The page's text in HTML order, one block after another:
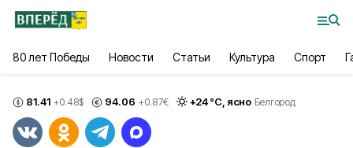
80 лет Победы Новости Статьи Культура Спорт
81.41 +0.48$ 94.06 +0.87€ +24°С, ясно Белгород